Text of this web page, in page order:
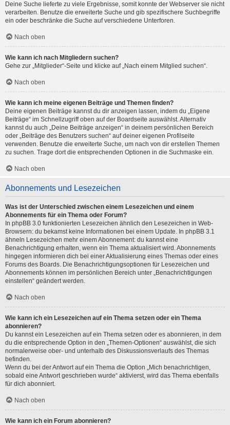
Deine Suche lieferte zu viele Ergebnisse, somit konnte der Webserver sie nicht
verarbeiten. Benutze die erweiterte Suche und gib spezifischere Suchbegriffe
ein oder beschränke die Suche auf verschiedene Unterforen.
Nach oben
Wie kann ich nach Mitgliedern suchen?
Gehe zur „Mitglieder“-Seite und klicke auf „Nach einem Mitglied suchen“.
Nach oben
Wie kann ich meine eigenen Beiträge und Themen finden?
Deine eigenen Beiträge kannst du dir anzeigen lassen, indem du „Eigene
Beiträge“ im Schnellzugriff oben auf der Boardseite auswählst. Alternativ
kannst du auch „Deine Beiträge anzeigen“ in deinem persönlichen Bereich
oder „Beiträge des Benutzers suchen“ auf deiner eigenen Profilseite
verwenden. Benutze die erweiterte Suche, um nach von dir erstellen Themen
zu suchen. Trage dort die entsprechenden Optionen in die Suchmaske ein.
Nach oben
Abonnements und Lesezeichen
Was ist der Unterschied zwischen einem Lesezeichen und einem
Abonnements für ein Thema oder Forum?
In phpBB 3.0 funktionierten Lesezeichen ähnlich den Lesezeichen in Web-
Browsern: du bekamst keine Informationen bei einem Update. In phpBB 3.1
ähneln Lesezeichen mehr einem Abonnement: du kannst eine
Benachrichtigung erhalten, wenn ein Thema aktualisiert wird. Abonnements
hingegen informieren dich bei einer Aktualisierung eines Themas oder eines
Forums des Boards. Die Benachrichtigungsoptionen für Lesezeichen und
Abonnements können im persönlichen Bereich unter „Benachrichtigungen
einstellen“ geändert werden.
Nach oben
Wie kann ich ein Lesezeichen auf ein Thema setzen oder ein Thema
abonnieren?
Du kannst ein Lesezeichen auf ein Thema setzen oder es abonnieren, in dem
du die entsprechende Option in den „Themen-Optionen“ auswählst, die sich
normalerweise ober- und unterhalb des Diskussionsverlaufs des Themas
befinden.
Wenn du bei der Antwort auf ein Thema die Option „Mich benachrichtigen,
sobald eine Antwort geschrieben wurde“ aktivierst, wird das Thema ebenfalls
für dich abonniert.
Nach oben
Wie kann ich ein Forum abonnieren?